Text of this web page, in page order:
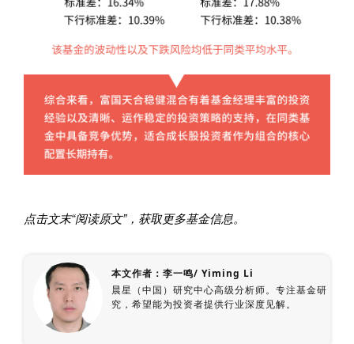
点击文末“阅读原文”，获取更多基金信息。
本文作者：李一鸣/ Yiming Li
晨星（中国）研究中心高级分析师。专注基金研
究，希望能为投资者提供行业深度见解。